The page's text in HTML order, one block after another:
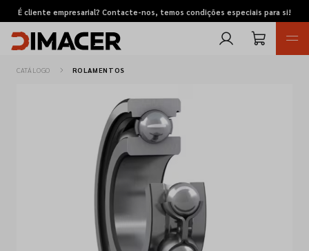
É cliente empresarial? Contacte-nos, temos condições especiais para si!
Pedidos de cotação
CATÁLOGO ROLAMENTOS